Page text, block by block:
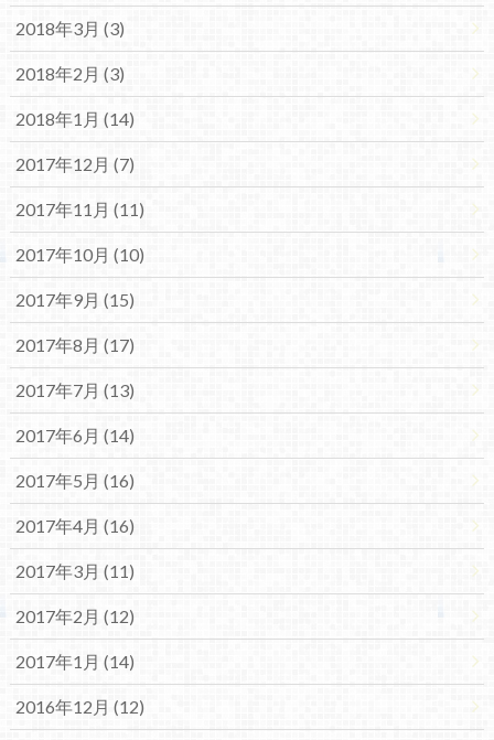
2018年3月 (3)
2018年2月 (3)
2018年1月 (14)
2017年12月 (7)
2017年11月 (11)
2017年10月 (10)
2017年9月 (15)
2017年8月 (17)
2017年7月 (13)
2017年6月 (14)
2017年5月 (16)
2017年4月 (16)
2017年3月 (11)
2017年2月 (12)
2017年1月 (14)
2016年12月 (12)